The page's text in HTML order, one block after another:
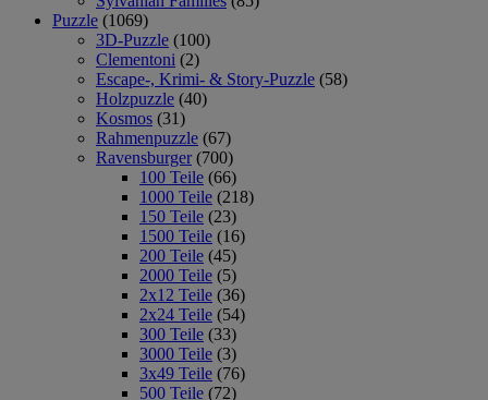
Puzzle (1069)
3D-Puzzle (100)
Clementoni (2)
Escape-, Krimi- & Story-Puzzle (58)
Holzpuzzle (40)
Kosmos (31)
Rahmenpuzzle (67)
Ravensburger (700)
100 Teile (66)
1000 Teile (218)
150 Teile (23)
1500 Teile (16)
200 Teile (45)
2000 Teile (5)
2x12 Teile (36)
2x24 Teile (54)
300 Teile (33)
3000 Teile (3)
3x49 Teile (76)
500 Teile (72)